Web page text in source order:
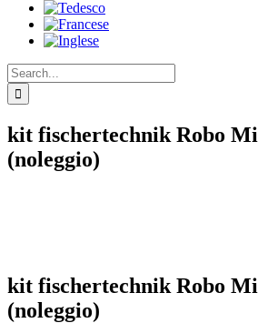
Search
for:
kit fischertechnik Robo
(noleggio)
kit fischertechnik Robo
(noleggio)